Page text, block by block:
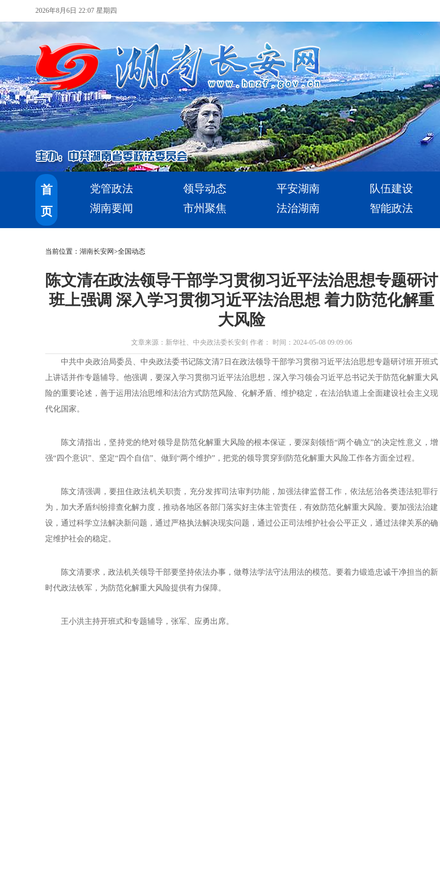
2026年8月6日 22:07 星期四
首
页
党管政法 领导动态 平安湖南
队伍建设
湖南要闻
市州聚焦 法治湖南 智能政法
当前位置： 湖南长安网 >全国动态
陈文清在政法领导干部学习贯彻习近平法治思想专题研讨
班上强调 深入学习贯彻习近平法治思想 着力防范化解重
大风险
文章来源：新华社、中央政法委长安剑 作者： 时间：2024-05-08 09:09:06
中共中央政治局委员、中央政法委书记陈文清7日在政法领导干部学习贯彻习近平法治思想专题研讨班开班式
上讲话并作专题辅导。他强调，要深入学习贯彻习近平法治思想，深入学习领会习近平总书记关于防范化解重大风
险的重要论述，善于运用法治思维和法治方式防范风险、化解矛盾、维护稳定，在法治轨道上全面建设社会主义现
代化国家。
陈文清指出，坚持党的绝对领导是防范化解重大风险的根本保证，要深刻领悟“两个确立”的决定性意义，增
强“四个意识”、坚定“四个自信”、做到“两个维护”，把党的领导贯穿到防范化解重大风险工作各方面全过程。
陈文清强调，要扭住政法机关职责，充分发挥司法审判功能，加强法律监督工作，依法惩治各类违法犯罪行
为，加大矛盾纠纷排查化解力度，推动各地区各部门落实好主体主管责任，有效防范化解重大风险。要加强法治建
设，通过科学立法解决新问题，通过严格执法解决现实问题，通过公正司法维护社会公平正义，通过法律关系的确
定维护社会的稳定。
陈文清要求，政法机关领导干部要坚持依法办事，做尊法学法守法用法的模范。要着力锻造忠诚干净担当的新
时代政法铁军，为防范化解重大风险提供有力保障。
王小洪主持开班式和专题辅导，张军、应勇出席。